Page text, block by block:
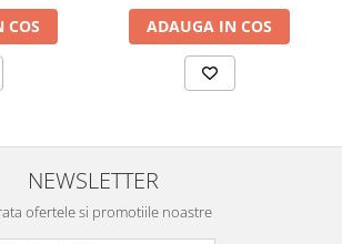
COS ADAUGA IN COS
NEWSLETTER
ofertele si promotiile noastre